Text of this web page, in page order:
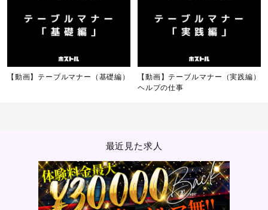
【動画】テーブルマナー（基礎編）
【動画】テーブルマナー（実践編）
ヘルプの仕事
最近見た求人